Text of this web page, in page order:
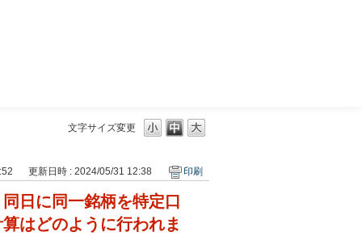
文字サイズ変更
更新日時 : 2024/05/31 12:38 印刷
日に同一銘柄を特定口
はどのように行われま